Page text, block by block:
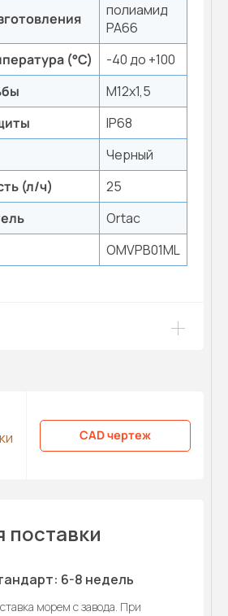
полиамид
PA66
(°С)
-40 до +100
M12x1,5
IP68
Черный
(л/ч)
25
Ortac
OMVPB01ML
CAD чертеж
поставки
6-8 недель
морем с завода. При